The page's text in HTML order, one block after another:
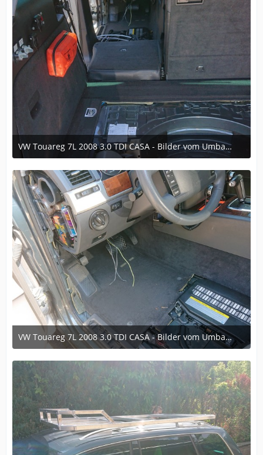
VW Touareg 7L 2008 3.0 TDI CASA - Bilder vom Umbau im laufe der Zeit
6. Dezember 2024 um 16:35
VW Touareg 7L 2008 3.0 TDI CASA - Bilder vom Umbau im laufe der Zeit
6. Dezember 2024 um 16:35